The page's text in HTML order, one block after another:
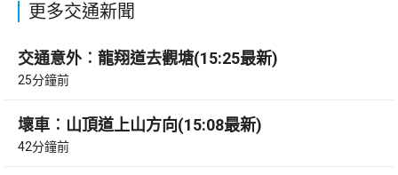
更多交通新聞
交通意外︰龍翔道去觀塘(15:25最新)
25分鐘前
壞車︰山頂道上山方向(15:08最新)
42分鐘前